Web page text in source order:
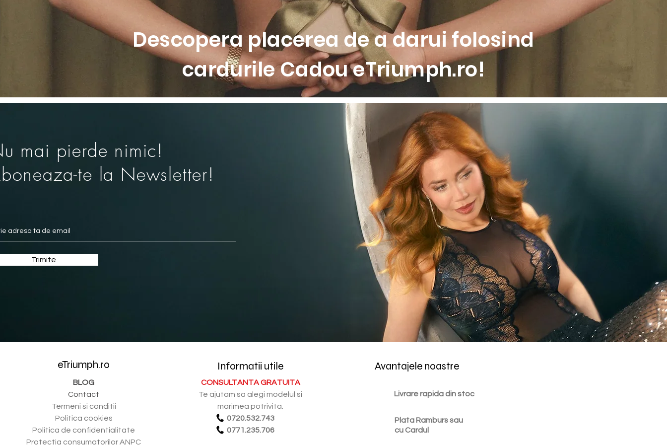
Descopera placerea de a darui folosind
cardurile Cadou eTriumph.ro!
mai pierde nimic!
te la Newsletter!
Trimite
eTriumph.ro
BLOG
Contact
Termeni si conditii
Politica cookies
Politica de confidentialitate
Protectia consumatorilor ANPC
Informatii utile
CONSULTANTA GRATUITA
Te ajutam sa alegi modelul si
marimea potrivita.
0720.532.743
0771.235.706
Avantajele noastre
Livrare rapida din stoc
Plata Ramburs sau
cu Cardul